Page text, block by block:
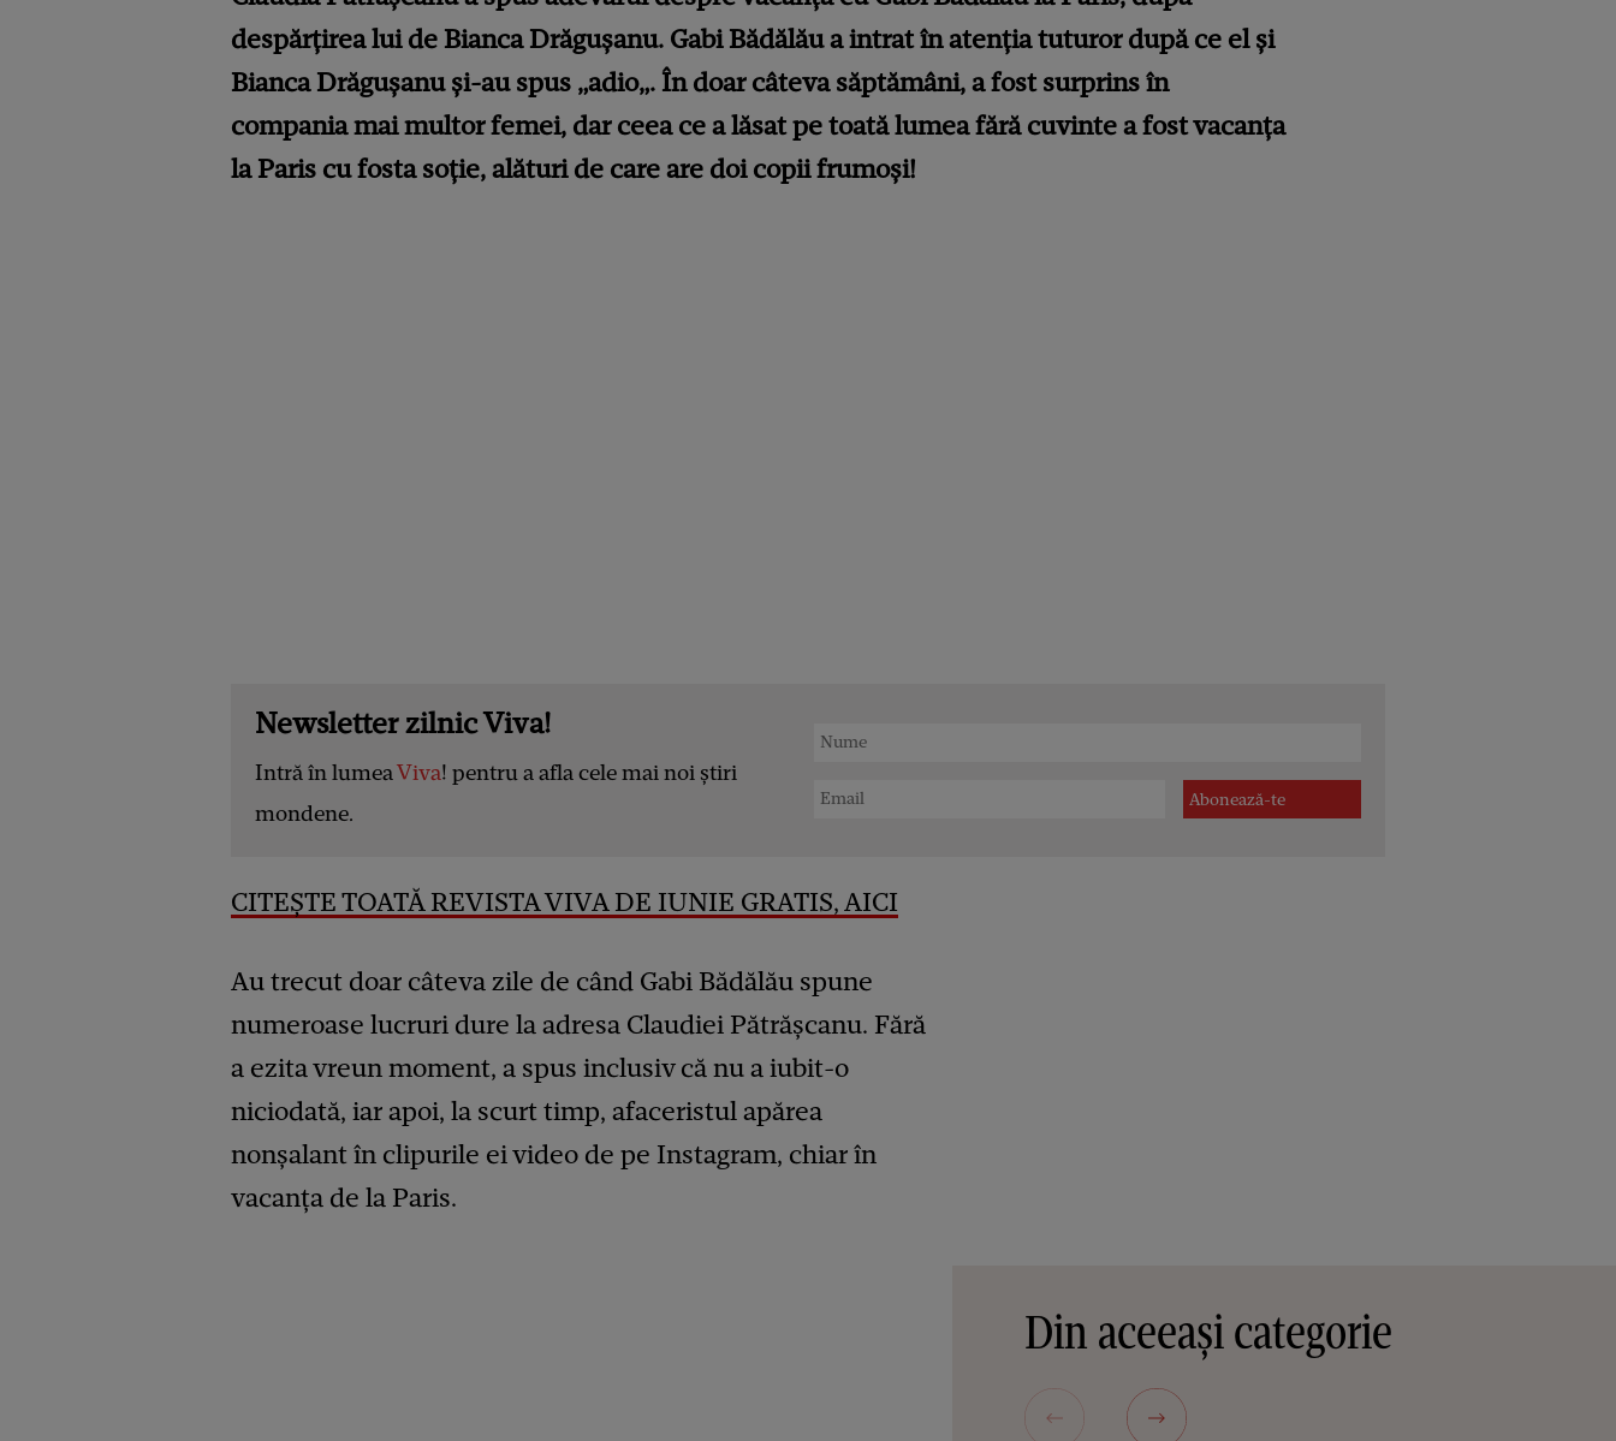
despărțirea lui de Bianca Drăgușanu. Gabi Bădălău a intrat în atenția tuturor după ce el și
Bianca Drăgușanu și-au spus „adio„. În doar câteva săptămâni, a fost surprins în
compania mai multor femei, dar ceea ce a lăsat pe toată lumea fără cuvinte a fost vacanța
la Paris cu fosta soție, alături de care are doi copii frumoși!
Newsletter zilnic Viva!
Intră în lumeaViva! pentru a afla cele mai noi știri
mondene.
CITEȘTE TOATĂ REVISTA VIVA DE IUNIE GRATIS, AICI
Au trecut doar câteva zile de când Gabi Bădălău spune
numeroase lucruri dure la adresa Claudiei Pătrășcanu. Fără
a ezita vreun moment, a spus inclusiv că nu a iubit-o
niciodată, iar apoi, la scurt timp, afaceristul apărea
nonșalant în clipurile ei video de pe Instagram, chiar în
vacanța de la Paris.
Din aceeași categorie